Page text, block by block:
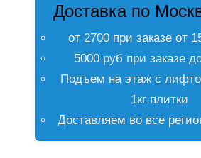
Доставка по
от 2700 при заказе от
5000 руб при заказе
Подъем на этаж с
1кг плитки
Доставляем во все